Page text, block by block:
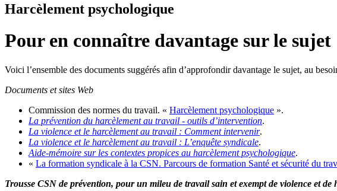
Harcèlement psychologique
Pour en connaître davantage sur le sujet
Voici l’ensemble des documents suggérés afin d’approfondir davantage le sujet, au
Documents et sites Web
Commission des normes du travail. « Harcèlement psychologique ».
La prévention du harcèlement au travail - outils d’intervention.
La violence et le harcèlement au travail : Comment intervenir.
La violence et le harcèlement au travail : L’enquête syndicale.
Aide-mémoire sur les contextes propices au harcèlement psychologique.
« La formation syndicale à la CSN. Parcours de formation Santé et sécurité du
Trousse CSN de prévention, pour un mileu de travail sain et exempt de violence et de